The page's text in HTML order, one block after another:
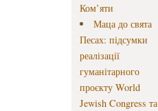
Ком’яти
Маца до свята
Песах: підсумки
реалізації
гуманітарного
проєкту World
Jewish Congress та